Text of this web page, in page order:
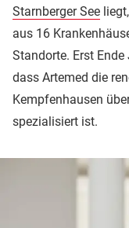
Starnberger See
aus 16
Standorte. Erst
dass Artemed die
Kempfenhausen
spezialisiert ist.